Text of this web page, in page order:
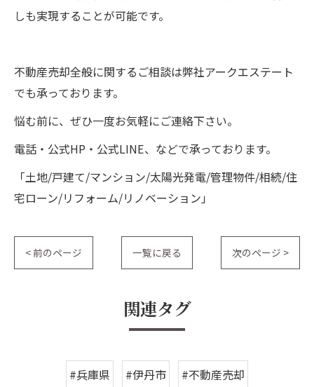
しも実現することが可能です。
不動産売却全般に関するご相談は弊社アークエステート
でも承っております。
悩む前に、ぜひ一度お気軽にご連絡下さい。
電話・公式HP・公式LINE、などで承っております。
「土地/戸建て/マンション/太陽光発電/管理物件/相続/住
宅ローン/リフォーム/リノベーション」
< 前のページ 一覧に戻る 次のページ >
関連タグ
#兵庫県 #伊丹市
#不動産売却